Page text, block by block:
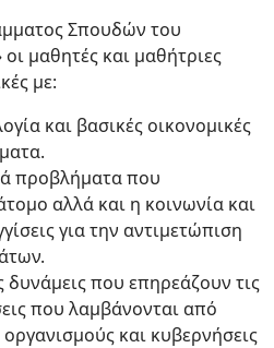
Σπουδών του
μαθητές και μαθήτριες
με:
και βασικές οικονομικές
προβλήματα που
αλλά και η κοινωνία και
για την αντιμετώπιση
δυνάμεις που επηρεάζουν τις
που λαμβάνονται από
και κυβερνήσεις